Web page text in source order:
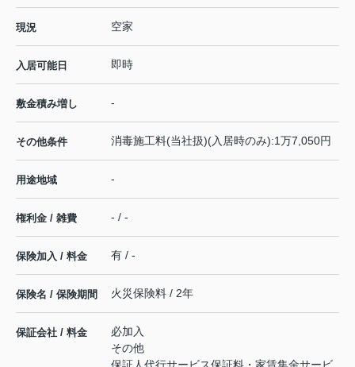
現況 空家
入居可能日 即時
敷金積み増し -
その他条件 消毒施工料(当社扱)(入居時のみ):1万7,050円
用途地域 -
権利金 / 雑費 - / -
保険加入 / 料金 有 / -
保険名 / 保険期間 火災保険料 / 2年
保証会社 / 料金
必加入
その他